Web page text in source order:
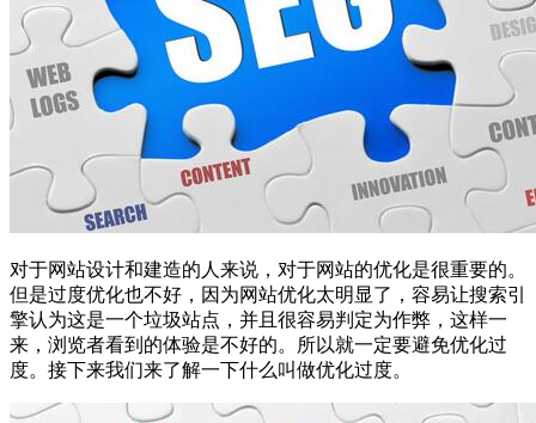
对于网站设计和建造的人来说，对于网站的优化是很重要的。
但是过度优化也不好，因为网站优化太明显了，容易让搜索引
擎认为这是一个垃圾站点，并且很容易判定为作弊，这样一
来，浏览者看到的体验是不好的。所以就一定要避免优化过
度。接下来我们来了解一下什么叫做优化过度。